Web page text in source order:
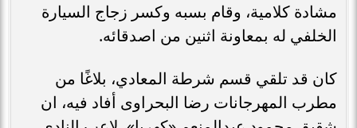
مشادة كلامية، وقام بسبه وكسر زجاج السيارة
الخلفي له بمعاونة اثنين من اصدقائه.
كان قد تلقي قسم شرطة المعادي، بلاغًا من
مطرب المهرجانات رضا البحراوى أفاد فيه، ان